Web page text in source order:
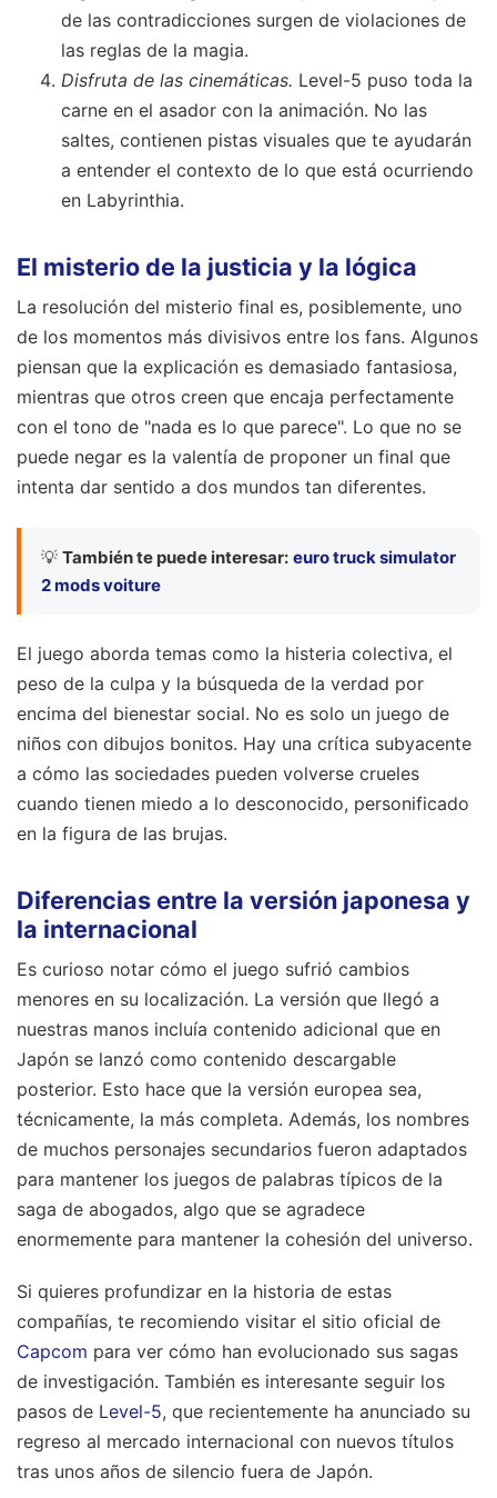
de las contradicciones surgen de violaciones de
las reglas de la magia.
Disfruta de las cinemáticas. Level-5 puso toda la
carne en el asador con la animación. No las
saltes, contienen pistas visuales que te ayudarán
a entender el contexto de lo que está ocurriendo
en Labyrinthia.
El misterio de la justicia y la lógica
La resolución del misterio final es, posiblemente, uno
de los momentos más divisivos entre los fans. Algunos
piensan que la explicación es demasiado fantasiosa,
mientras que otros creen que encaja perfectamente
con el tono de "nada es lo que parece". Lo que no se
puede negar es la valentía de proponer un final que
intenta dar sentido a dos mundos tan diferentes.
💡 También te puede interesar: euro truck simulator
2 mods voiture
El juego aborda temas como la histeria colectiva, el
peso de la culpa y la búsqueda de la verdad por
encima del bienestar social. No es solo un juego de
niños con dibujos bonitos. Hay una crítica subyacente
a cómo las sociedades pueden volverse crueles
cuando tienen miedo a lo desconocido, personificado
en la figura de las brujas.
Diferencias entre la versión japonesa y
la internacional
Es curioso notar cómo el juego sufrió cambios
menores en su localización. La versión que llegó a
nuestras manos incluía contenido adicional que en
Japón se lanzó como contenido descargable
posterior. Esto hace que la versión europea sea,
técnicamente, la más completa. Además, los nombres
de muchos personajes secundarios fueron adaptados
para mantener los juegos de palabras típicos de la
saga de abogados, algo que se agradece
enormemente para mantener la cohesión del universo.
Si quieres profundizar en la historia de estas
compañías, te recomiendo visitar el sitio oficial de
Capcom para ver cómo han evolucionado sus sagas
de investigación. También es interesante seguir los
pasos de Level-5, que recientemente ha anunciado su
regreso al mercado internacional con nuevos títulos
tras unos años de silencio fuera de Japón.